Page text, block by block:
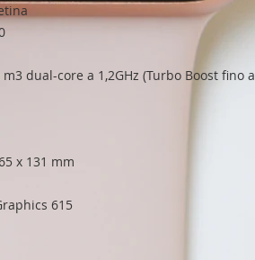
dual-core a 1,2GHz (Turbo Boost fino a
x 131 mm
615